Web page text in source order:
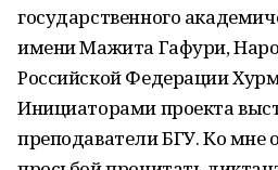
государственного
имени Мажита Гафури,
Российской Федерации
Инициаторами проекта
преподаватели БГУ. Ко мне